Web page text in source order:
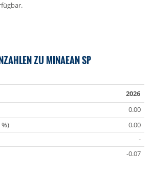
ZU MINAEAN SP
2026
0.00
0.00
-
-0.07